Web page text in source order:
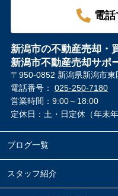
電
新潟市の不動産売却・
新潟市不動産売却サポ
〒950-0852 新潟県新潟市
電話番号： 025-250-7180
営業時間：9:00～18:00
定休日：土・日定休（年末
ブログ一覧
スタッフ紹介